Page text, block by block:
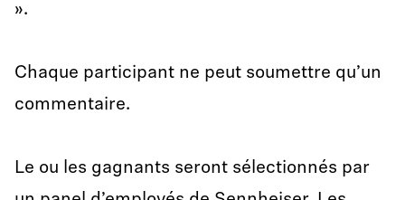
».
Chaque participant ne peut soumettre qu’un
commentaire.
Le ou les gagnants seront sélectionnés par